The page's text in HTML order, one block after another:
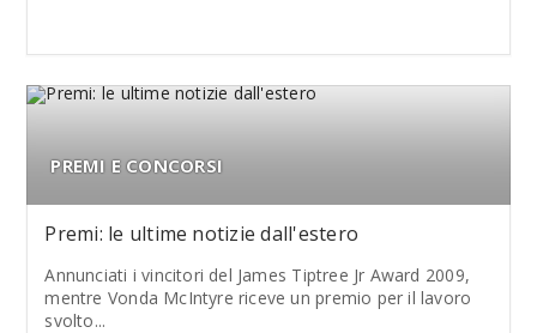
PREMI E CONCORSI
Premi: le ultime notizie dall'estero
Annunciati i vincitori del James Tiptree Jr Award 2009,
mentre Vonda McIntyre riceve un premio per il lavoro
svolto...